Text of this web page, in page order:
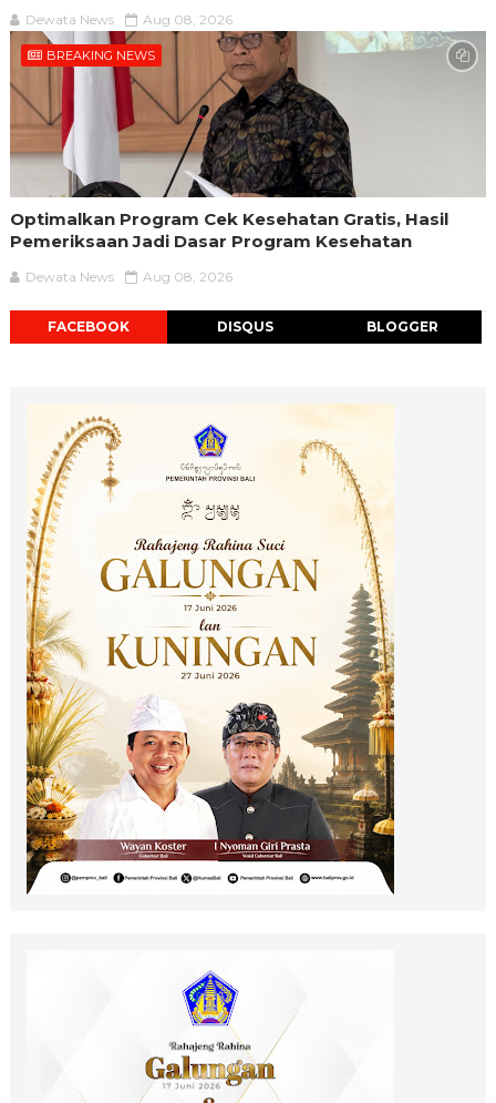
Dewata News Aug 08, 2026
BREAKING NEWS
Optimalkan Program Cek Kesehatan Gratis, Hasil
Pemeriksaan Jadi Dasar Program Kesehatan
Dewata News Aug 08, 2026
FACEBOOK DISQUS BLOGGER